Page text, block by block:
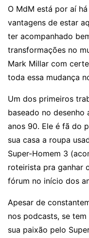
O MdM está por aí
vantagens de estar
ter acompanhado
transformações no
Mark Millar com
toda essa mudança
Um dos primeiros
baseado no desenho
anos 90. Ele é fã do
sua casa a roupa
Super-Homem 3
roteirista pra ganhar
fórum no início dos
Apesar de
nos podcasts, se
sua paixão pelo